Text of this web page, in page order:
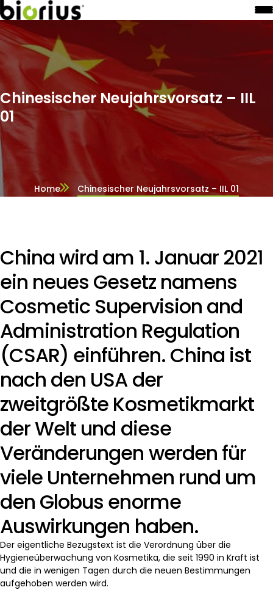
Chinesischer Neujahrsvorsatz – IIL
01
Home Chinesischer Neujahrsvorsatz – IIL 01
China wird am 1. Januar 2021
ein neues Gesetz namens
Cosmetic Supervision and
Administration Regulation
(CSAR) einführen. China ist
nach den USA der
zweitgrößte Kosmetikmarkt
der Welt und diese
Veränderungen werden für
viele Unternehmen rund um
den Globus enorme
Auswirkungen haben.
Der eigentliche Bezugstext ist die Verordnung über die
Hygieneüberwachung von Kosmetika, die seit 1990 in Kraft ist
und die in wenigen Tagen durch die neuen Bestimmungen
aufgehoben werden wird.